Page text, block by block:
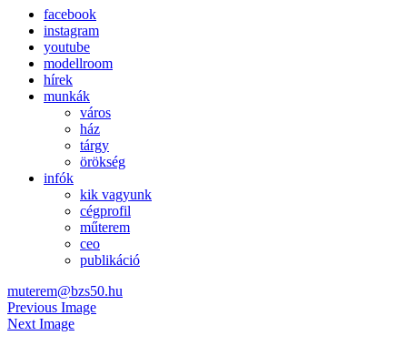
facebook
instagram
youtube
modellroom
hírek
munkák
város
ház
tárgy
örökség
infók
kik vagyunk
cégprofil
műterem
ceo
publikáció
muterem@bzs50.hu
Previous Image
Next Image